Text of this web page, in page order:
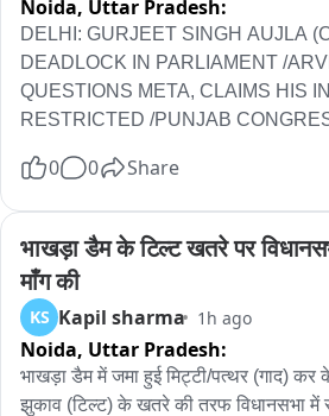
Noida, Uttar Pradesh:
DELHI: GURJEET SINGH AUJLA
DEADLOCK IN PARLIAMENT /
QUESTIONS META, CLAIMS HIS
RESTRICTED /PUNJAB
FIGHT AGAINST BHAGWANT
0 0 Share
भाखड़ा डैम के टिल्ट खतरे पर
माँग की
KS Kapil sharma 1h ago
Noida, Uttar Pradesh:
भाखड़ा डैम में जमा हुई मिट्टी/पत्थर (गाद)
झुकाव (टिल्ट) के खतरे की तरफ विधानसभा में